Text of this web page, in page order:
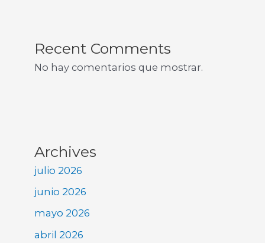
Recent Comments
No hay comentarios que mostrar.
Archives
julio 2026
junio 2026
mayo 2026
abril 2026